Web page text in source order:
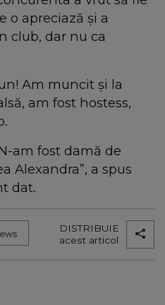
o apreciază și a
club, dar nu ca
Am muncit și la
am fost hostess,
am fost damă de
Alexandra”, a spus
dat.
DISTRIBUIE
acest articol